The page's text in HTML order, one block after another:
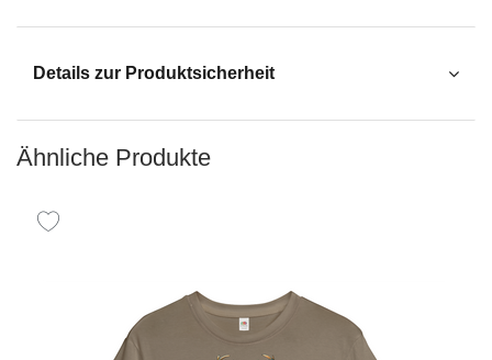
Details zur Produktsicherheit
Ähnliche Produkte